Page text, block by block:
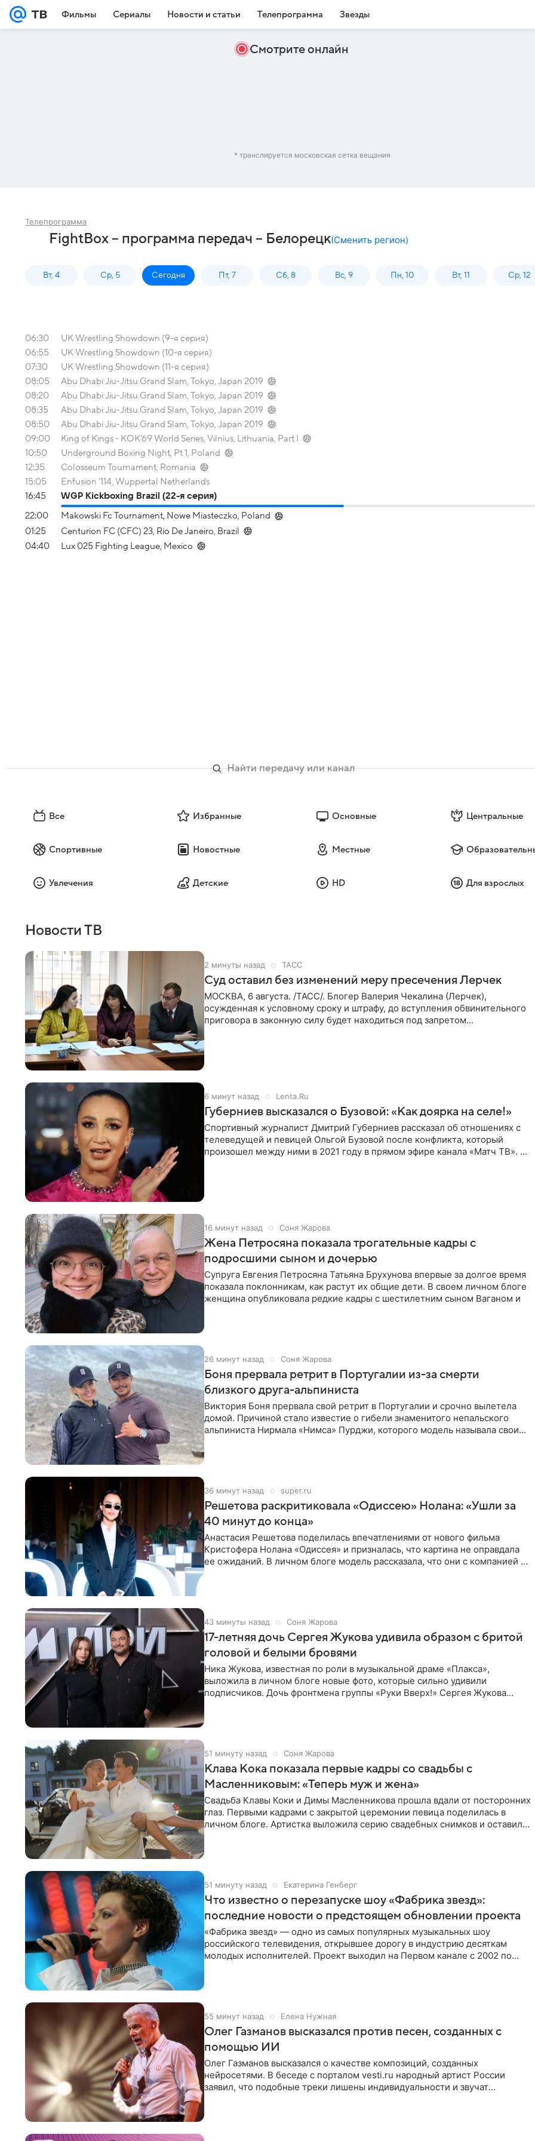
Фильмы Сериалы Новости и статьи Телепрограмма Звезды
Смотрите онлайн
* транслируется московская сетка вещания
Телепрограмма
FightBox – программа передач – Белорецк(Сменить регион)
Вт, 4 Ср, 5 Сегодня Пт, 7 Сб, 8 Вс, 9 Пн, 10 Вт, 11 Ср, 12
06:30
UK Wrestling Showdown (9-я серия)
06:55
UK Wrestling Showdown (10-я серия)
07:30
UK Wrestling Showdown (11-я серия)
08:05
Abu Dhabi Jiu-Jitsu Grand Slam, Tokyo, Japan 2019
08:20
Abu Dhabi Jiu-Jitsu Grand Slam, Tokyo, Japan 2019
08:35
Abu Dhabi Jiu-Jitsu Grand Slam, Tokyo, Japan 2019
08:50
Abu Dhabi Jiu-Jitsu Grand Slam, Tokyo, Japan 2019
09:00
King of Kings - KOK'69 World Series, Vilnius, Lithuania, Part I
10:50
Underground Boxing Night, Pt 1, Poland
12:35
Colosseum Tournament, Romania
15:05
Enfusion '114, Wuppertal Netherlands
16:45
WGP Kickboxing Brazil (22-я серия)
22:00
Makowski Fc Tournament, Nowe Miasteczko, Poland
01:25
Centurion FC (CFC) 23, Rio De Janeiro, Brazil
04:40
Lux 025 Fighting League, Mexico
Все Избранные Основные Центральные
Спортивные Новостные Местные
Увлечения Детские HD Для взрослых
Новости ТВ
2 минуты назад ТАСС
Суд оставил без изменений меру пресечения Лерчек
МОСКВА, 6 августа. /ТАСС/. Блогер Валерия Чекалина (Лерчек),
осужденная к условному сроку и штрафу, до вступления обвинительного
приговора в законную силу будет находиться под запретом
6 минут назад Lenta.Ru
Губерниев высказался о Бузовой: «Как доярка на селе!»
Спортивный журналист Дмитрий Губерниев рассказал об отношениях с
телеведущей и певицей Ольгой Бузовой после конфликта, который
произошел между ними в 2021 году в прямом эфире канала «Матч ТВ». В
16 минут назад Соня Жарова
Жена Петросяна показала трогательные кадры с
подросшими сыном и дочерью
Супруга Евгения Петросяна Татьяна Брухунова впервые за долгое время
показала поклонникам, как растут их общие дети. В своем личном блоге
женщина опубликовала редкие кадры с шестилетним сыном Ваганом и
26 минут назад Соня Жарова
Боня прервала ретрит в Португалии из-за смерти
близкого друга-альпиниста
Виктория Боня прервала свой ретрит в Португалии и срочно вылетела
домой. Причиной стало известие о гибели знаменитого непальского
альпиниста Нирмала «Нимса» Пурджи, которого модель называла своим
36 минут назад super.ru
Решетова раскритиковала «Одиссею» Нолана: «Ушли за
40 минут до конца»
Анастасия Решетова поделилась впечатлениями от нового фильма
Кристофера Нолана «Одиссея» и призналась, что картина не оправдала
ее ожиданий. В личном блоге модель рассказала, что они с компанией не
43 минуты назад Соня Жарова
17-летняя дочь Сергея Жукова удивила образом с бритой
головой и белыми бровями
Ника Жукова, известная по роли в музыкальной драме «Плакса»,
выложила в личном блоге новые фото, которые сильно удивили
подписчиков. Дочь фронтмена группы «Руки Вверх!» Сергея Жукова
51 минуту назад Соня Жарова
Клава Кока показала первые кадры со свадьбы с
Масленниковым: «Теперь муж и жена»
Свадьба Клавы Коки и Димы Масленникова прошла вдали от посторонних
глаз. Первыми кадрами с закрытой церемонии певица поделилась в
личном блоге. Артистка выложила серию свадебных снимков и оставила
51 минуту назад Екатерина Генберг
Что известно о перезапуске шоу «Фабрика звезд»:
последние новости о предстоящем обновлении проекта
«Фабрика звезд» — одно из самых популярных музыкальных шоу
российского телевидения, открывшее дорогу в индустрию десяткам
молодых исполнителей. Проект выходил на Первом канале с 2002 по
55 минут назад Елена Нужная
Олег Газманов высказался против песен, созданных с
помощью ИИ
Олег Газманов высказался о качестве композиций, созданных
нейросетями. В беседе с порталом vesti.ru народный артист России
заявил, что подобные треки лишены индивидуальности и звучат